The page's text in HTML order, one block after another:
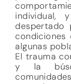
individual,
condiciones
algunas
El trauma
y la